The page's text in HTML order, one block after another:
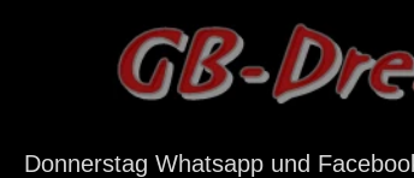
Donnerstag Whatsapp und